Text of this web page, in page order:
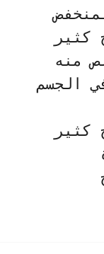
كثير
منه
الجسم
كثير